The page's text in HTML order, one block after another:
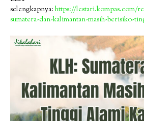
selengkapnya: https://lestari.kompas.com/
sumatera-dan-kalimantan-masih-berisiko-